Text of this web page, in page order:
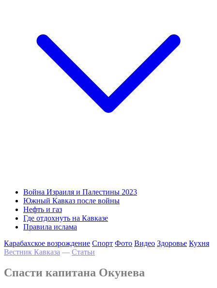
Война Израиля и Палестины 2023
Южный Кавказ после войны
Нефть и газ
Где отдохнуть на Кавказе
Правила ислама
Карабахское возрождение Спорт Фото Видео Здоровье Кухня
Вестник Кавказа — Статьи
Спасти капитана Окунева